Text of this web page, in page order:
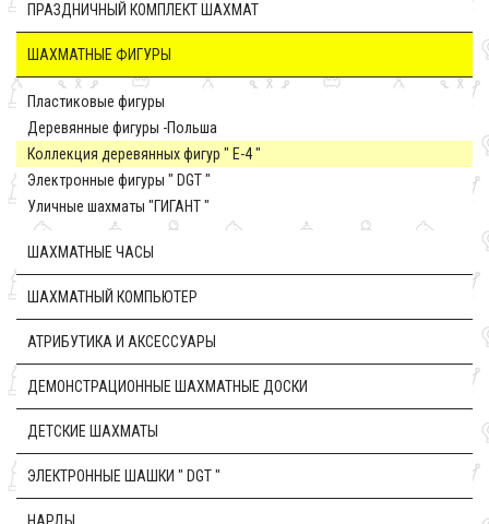
ПРАЗДНИЧНЫЙ КОМПЛЕКТ ШАХМАТ
ШАХМАТНЫЕ ФИГУРЫ
Пластиковые фигуры
Деревянные фигуры -Польша
Коллекция деревянных фигур " E-4 "
Электронные фигуры " DGT "
Уличные шахматы "ГИГАНТ "
ШАХМАТНЫЕ ЧАСЫ
ШАХМАТНЫЙ КОМПЬЮТЕР
АТРИБУТИКА И АКСЕССУАРЫ
ДЕМОНСТРАЦИОННЫЕ ШАХМАТНЫЕ ДОСКИ
ДЕТСКИЕ ШАХМАТЫ
ЭЛЕКТРОННЫЕ ШАШКИ " DGT "